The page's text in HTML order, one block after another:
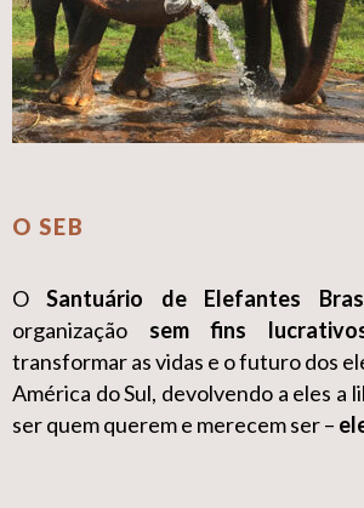
O SEB
OSantuário de Elefantes
organização sem fins
transformar as vidas e o futuro dos
América do Sul, devolvendo a eles a
ser quem querem e merecem ser –